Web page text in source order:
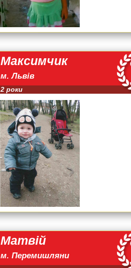
Максимчик
м. Львів
2 роки
Матвій
м. Перемишляни